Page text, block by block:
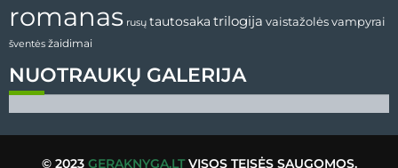
NUOTRAUKŲ GALERIJA
romanas rusų tautosaka trilogija vaistažolėsvampyrai
šventės žaidimai
© 2023 GERAKNYGA.LTVISOS TEISĖS SAUGOMOS.